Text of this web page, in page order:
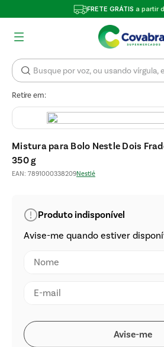
FRETE GRÁTIS a partir
Retire em:
Mistura para Bolo Nestle Dois
350 g
EAN: 7891000338209Nestlé